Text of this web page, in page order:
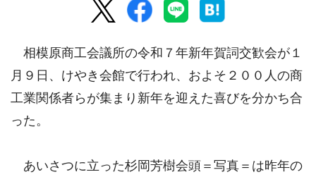
相模原商工会議所の令和７年新年賀詞交歓会が１
月９日、けやき会館で行われ、およそ２００人の商
工業関係者らが集まり新年を迎えた喜びを分かち合
った。
あいさつに立った杉岡芳樹会頭＝写真＝は昨年の